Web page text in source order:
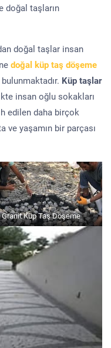
doğal taşların
doğal taşlar insan
doğal küp taş döşeme
Küp taşlar
insan oğlu sokakları
edilen daha birçok
ve yaşamın bir parçası
Granit Küp Taş Döşeme